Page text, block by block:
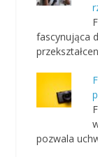
fascynująca
pozwala